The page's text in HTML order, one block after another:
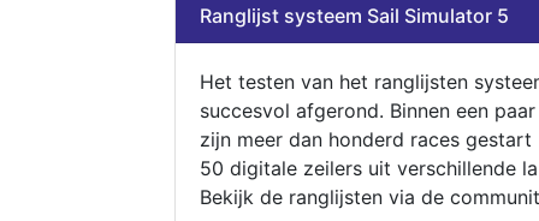
Ranglijst systeem Sail Simulator 5
Het testen van het ranglijsten
succesvol afgerond. Binnen een
zijn meer dan honderd races gestart
50 digitale zeilers uit verschillende
Bekijk de ranglijsten via de